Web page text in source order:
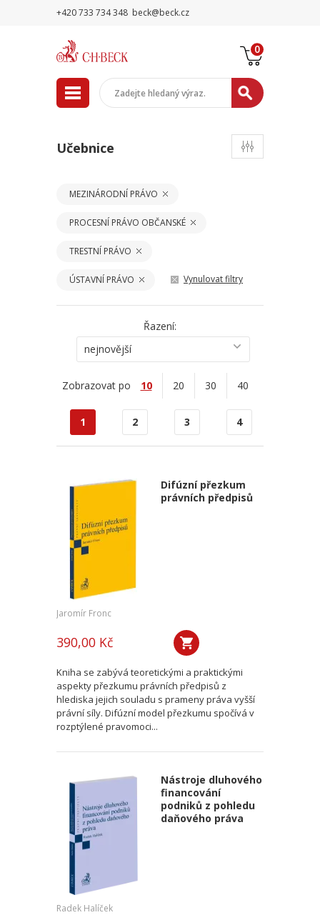
+420 733 734 348 beck@beck.cz
0
Učebnice
MEZINÁRODNÍ PRÁVO
PROCESNÍ PRÁVO OBČANSKÉ
TRESTNÍ PRÁVO
ÚSTAVNÍ PRÁVO Vynulovat filtry
Řazení:
nejnovější
Zobrazovat po 10 20 30 40
1 2 3 4
Difúzní přezkum
právních předpisů
Jaromír Fronc
390,00 Kč
Kniha se zabývá teoretickými a praktickými
aspekty přezkumu právních předpisů z
hlediska jejich souladu s prameny práva vyšší
právní síly. Difúzní model přezkumu spočívá v
rozptýlené pravomoci...
Nástroje dluhového
financování
podniků z pohledu
daňového práva
Radek Halíček